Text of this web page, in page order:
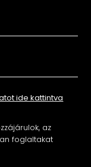
ide kattintva
az